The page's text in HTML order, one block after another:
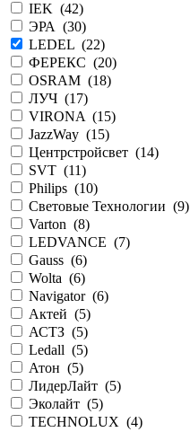
IEK (42)
ЭРА (30)
LEDEL (22)
ФЕРЕКС (20)
OSRAM (18)
ЛУЧ (17)
VIRONA (15)
JazzWay (15)
Центрстройсвет (14)
SVT (11)
Philips (10)
Световые Технологии (9)
Varton (8)
LEDVANCE (7)
Gauss (6)
Wolta (6)
Navigator (6)
Актей (5)
АСТЗ (5)
Ledall (5)
Атон (5)
ЛидерЛайт (5)
Эколайт (5)
TECHNOLUX (4)